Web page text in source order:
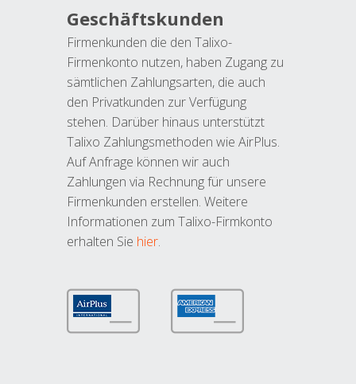
Geschäftskunden
Firmenkunden die den Talixo-
Firmenkonto nutzen, haben Zugang zu
sämtlichen Zahlungsarten, die auch
den Privatkunden zur Verfügung
stehen. Darüber hinaus unterstützt
Talixo Zahlungsmethoden wie AirPlus.
Auf Anfrage können wir auch
Zahlungen via Rechnung für unsere
Firmenkunden erstellen. Weitere
Informationen zum Talixo-Firmkonto
erhalten Sie hier.